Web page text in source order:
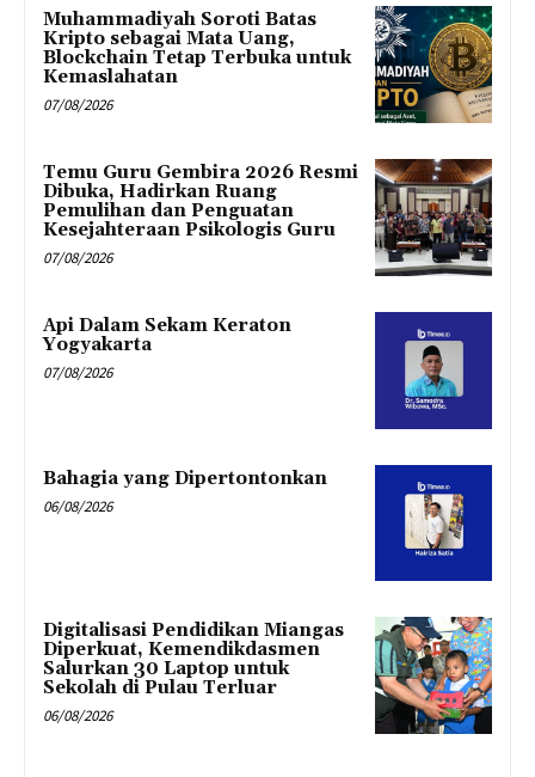
Muhammadiyah Soroti Batas
Kripto sebagai Mata Uang,
Blockchain Tetap Terbuka untuk
Kemaslahatan
07/08/2026
Temu Guru Gembira 2026 Resmi
Dibuka, Hadirkan Ruang
Pemulihan dan Penguatan
Kesejahteraan Psikologis Guru
07/08/2026
Api Dalam Sekam Keraton
Yogyakarta
07/08/2026
Bahagia yang Dipertontonkan
06/08/2026
Digitalisasi Pendidikan Miangas
Diperkuat, Kemendikdasmen
Salurkan 30 Laptop untuk
Sekolah di Pulau Terluar
06/08/2026